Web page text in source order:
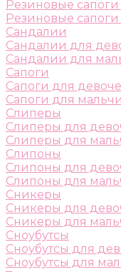
Резиновые
Резиновые
Сандалии
Сандалии для
Сандалии для
Сапоги
Сапоги для
Сапоги для
Слиперы
Слиперы для
Слиперы для
Слипоны
Слипоны для
Слипоны для
Сникеры
Сникеры для
Сникеры для
Сноубутсы
Сноубутсы для
Сноубутсы для